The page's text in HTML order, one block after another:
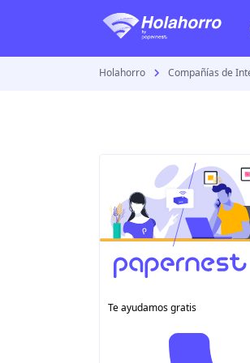
Holahorro Compañías de
Te ayudamos gratis